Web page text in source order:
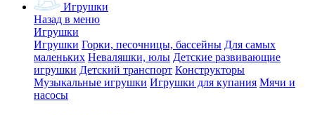
Игрушки
Назад в меню
Игрушки
Игрушки Горки, песочницы, бассейны Для самых
маленьких Неваляшки, юлы Детские развивающие
игрушки Детский транспорт Конструкторы
Музыкальные игрушки Игрушки для купания Мячи и
насосы